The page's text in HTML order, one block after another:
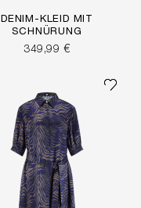
DENIM-KLEID MIT
SCHNÜRUNG
349,99 €